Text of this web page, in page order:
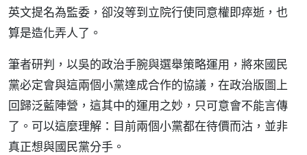
英文提名為監委，卻沒等到立院行使同意權即瘁逝，也
算是造化弄人了。
筆者研判，以吳的政治手腕與選舉策略運用，將來國民
黨必定會與這兩個小黨達成合作的協議，在政治版圖上
回歸泛藍陣營，這其中的運用之妙，只可意會不能言傳
了。可以這麼理解：目前兩個小黨都在待價而沽，並非
真正想與國民黨分手。